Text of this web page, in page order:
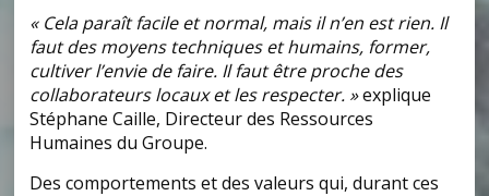
« Cela paraît facile et normal, mais il n’en est rien. Il
faut des moyens techniques et humains, former,
cultiver l’envie de faire. Il faut être proche des
collaborateurs locaux et les respecter. »explique
Stéphane Caille, Directeur des Ressources
Humaines du Groupe.
Des comportements et des valeurs qui, durant ces